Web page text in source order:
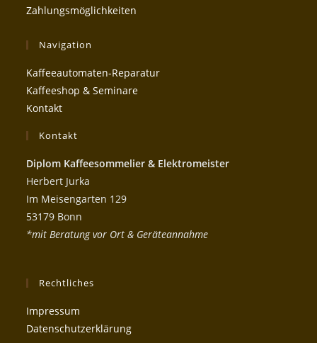
Zahlungsmöglichkeiten
Navigation
Kaffeeautomaten-Reparatur
Kaffeeshop & Seminare
Kontakt
Kontakt
Diplom Kaffeesommelier & Elektromeister
Herbert Jurka
Im Meisengarten 129
53179 Bonn
*mit Beratung vor Ort & Geräteannahme
Rechtliches
Impressum
Datenschutzerklärung